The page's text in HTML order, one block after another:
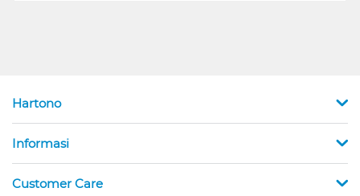
Hartono
Informasi
Customer Care